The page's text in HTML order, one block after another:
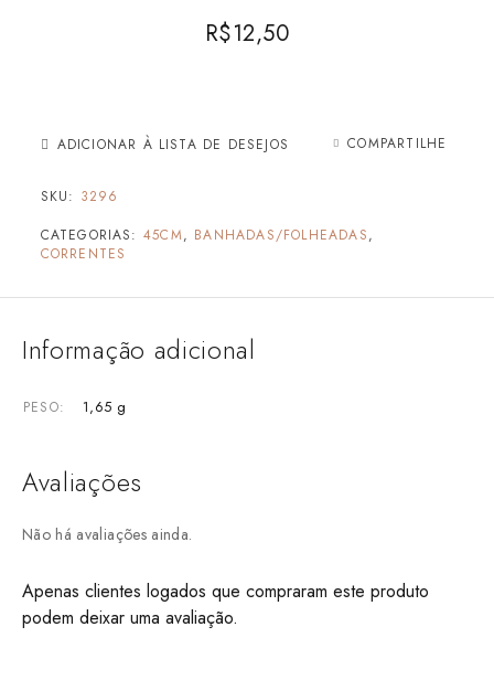
R$12,50
ADICIONAR À LISTA DE DESEJOS COMPARTILHE
SKU: 3296
CATEGORIAS: 45CM, BANHADAS/FOLHEADAS,
CORRENTES
Informação adicional
PESO 1,65 g
Avaliações
Não há avaliações ainda.
Apenas clientes logados que compraram este produto
podem deixar uma avaliação.